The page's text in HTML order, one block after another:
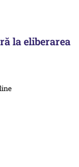
la eliberarea